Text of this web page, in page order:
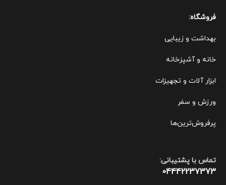
فروشگاه:
بهداشت و زیبایی
خانه و آشپزخانه
ابزار آلات و تجهیزات
ورزش و سفر
پرفروش‌ترین‌ها
تماس با پشتیبانی:
04442237373